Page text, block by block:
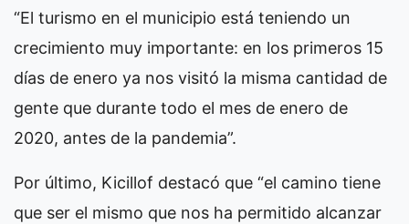
“El turismo en el municipio está teniendo un
crecimiento muy importante: en los primeros 15
días de enero ya nos visitó la misma cantidad de
gente que durante todo el mes de enero de
2020, antes de la pandemia”.
Por último, Kicillof destacó que “el camino tiene
que ser el mismo que nos ha permitido alcanzar